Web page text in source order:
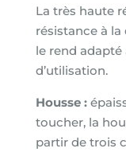
La très haute
résistance à
le rend
d’utilisation.
Housse :
toucher, la
partir de trois